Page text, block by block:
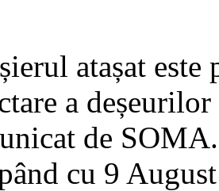
atașat este
a
de
cu 9